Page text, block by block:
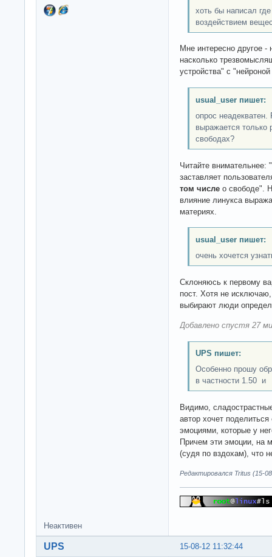
хоть бы написал
воздействием
Мне интересно другое -
насколько
устройства" с
usual_user пишет:
опрос неадекватен.
выражается
свободах?
Читайте внимательнее:
заставляет
том числе о свободе".
влияние линукса
материях.
usual_user пишет:
очень хочется
Склоняюсь к первому
пост. Хотя не
выбирают люди
Добавлено спустя 27
UPS пишет:
Особенно прошу
в частности 1.50 и
Видимо,
автор хочет
эмоциями, которые у
Причем эти эмоции, на
(судя по вздохам), что
Редактировался Tritus (15-
Неактивен
15-08-12 11:32:44
UPS